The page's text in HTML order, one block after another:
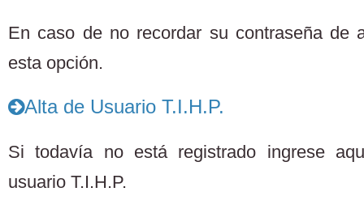
En caso de no recordar su contraseña de
esta opción.
Alta de Usuario T.I.H.P.
Si todavía no está registrado ingrese
usuario T.I.H.P.